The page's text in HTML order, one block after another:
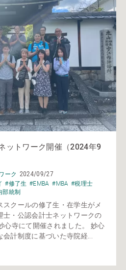
ットワーク開催（2024年9
ーク 2024/09/27
#修了生 #EMBA #MBA #税理士
部統制
クールの修了生・在学生がメ
士・公認会計士ネットワークの
心寺にて開催されました。 妙心
計制度に基づいた寺院経...